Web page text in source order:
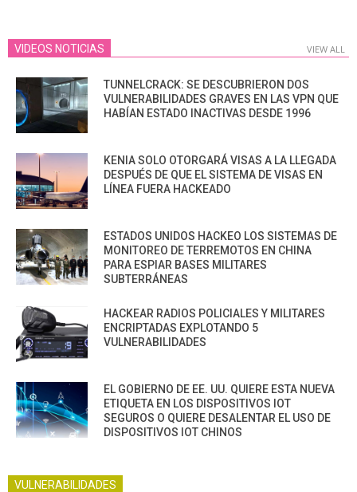
VIDEOS NOTICIAS VIEW ALL
TUNNELCRACK: SE DESCUBRIERON DOS
VULNERABILIDADES GRAVES EN LAS VPN QUE
HABÍAN ESTADO INACTIVAS DESDE 1996
KENIA SOLO OTORGARÁ VISAS A LA LLEGADA
DESPUÉS DE QUE EL SISTEMA DE VISAS EN
LÍNEA FUERA HACKEADO
ESTADOS UNIDOS HACKEO LOS SISTEMAS DE
MONITOREO DE TERREMOTOS EN CHINA
PARA ESPIAR BASES MILITARES
SUBTERRÁNEAS
HACKEAR RADIOS POLICIALES Y MILITARES
ENCRIPTADAS EXPLOTANDO 5
VULNERABILIDADES
EL GOBIERNO DE EE. UU. QUIERE ESTA NUEVA
ETIQUETA EN LOS DISPOSITIVOS IOT
SEGUROS O QUIERE DESALENTAR EL USO DE
DISPOSITIVOS IOT CHINOS
VULNERABILIDADES